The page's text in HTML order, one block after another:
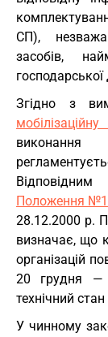
СП),
засобів,
господарської
Згідно з
виконання
Положення
28.12.2000 р.
визначає, що
організацій
20 грудня —
технічний
У чинному